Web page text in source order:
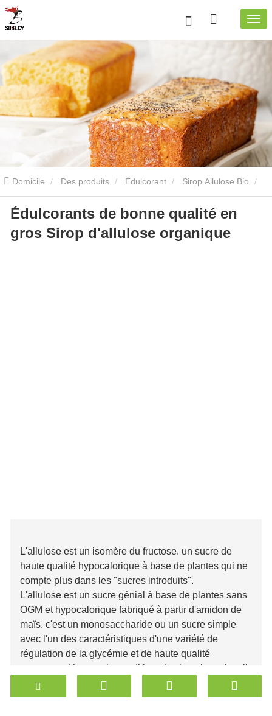
Domicile Des produits Édulcorant Sirop Allulose Bio
Édulcorants de bonne qualité en gros Sirop d'allulose organique
Édulcorants de bonne qualité en
gros Sirop d'allulose organique
L'allulose est un isomère du fructose. un sucre de
haute qualité hypocalorique à base de plantes qui ne
compte plus dans les "sucres introduits".
L'allulose est un sucre génial à base de plantes sans
OGM et hypocalorique fabriqué à partir d'amidon de
maïs. c'est un monosaccharide ou un sucre simple
avec l'un des caractéristiques d'une variété de
régulation de la glycémie et de haute qualité
recommandée pour la condition physique humaine. il
a été réfléchi sur le désir de saccharose le plus
réalisable via le réseau de navigation des ingrédients